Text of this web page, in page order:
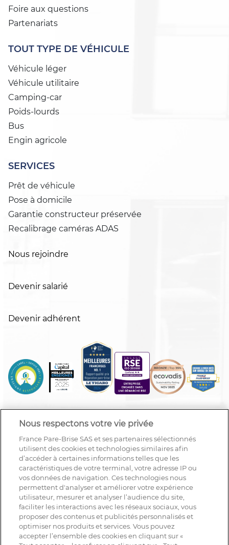
Foire aux questions
Partenariats
TOUT TYPE DE VÉHICULE
Véhicule léger
Véhicule utilitaire
Camping-car
Poids-lourds
Bus
Engin agricole
SERVICES
Prêt de véhicule
Pose à domicile
Garantie constructeur préservée
Recalibrage caméras ADAS
Nous rejoindre
Devenir salarié
Devenir adhérent
Nous respectons votre vie privée
France Pare-Brise SAS et ses partenaires sélectionnés
utilisent des cookies et technologies similaires afin
d’accéder à certaines informations telles que les
caractéristiques de votre terminal, votre adresse IP ou
vos données de navigation. Ces technologies nous
permettent d'analyser et améliorer votre expérience
utilisateur, mesurer et analyser l’audience du site,
faciliter les interactions avec les réseaux sociaux, vous
proposer des contenus et publicités personnalisés et
optimiser nos produits et services. Vous pouvez
accepter l’ensemble des cookies en cliquant sur «